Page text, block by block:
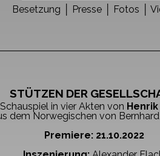
Besetzung Presse │ Fotos
STÜTZEN DER
Schauspiel in vier Akten von
dem Norwegischen von
Premiere: 21.10.2022